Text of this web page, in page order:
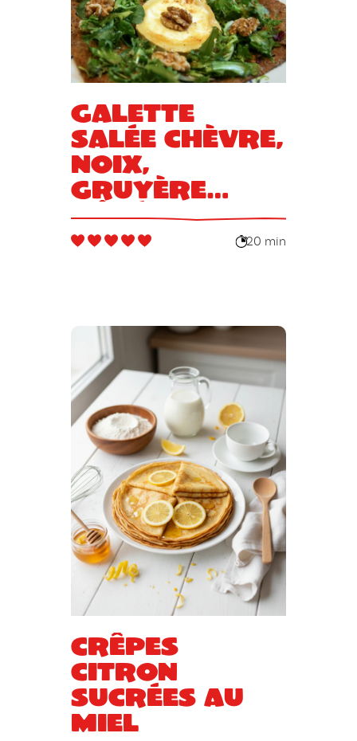
Galette
salée chèvre,
noix,
gruyère
râpé et miel
20 min
Crêpes
citron
sucrées au
miel